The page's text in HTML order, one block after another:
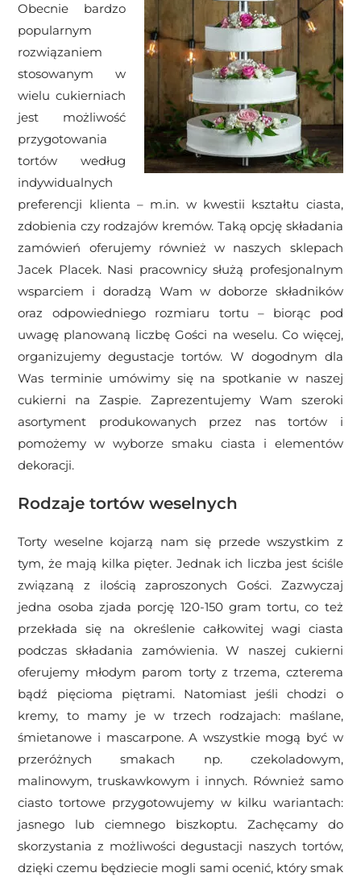
Obecnie bardzo
popularnym
rozwiązaniem
stosowanym w
wielu cukierniach
jest możliwość
przygotowania
tortów według
indywidualnych
preferencji klienta – m.in. w kwestii kształtu ciasta,
zdobienia czy rodzajów kremów. Taką opcję składania
zamówień oferujemy również w naszych sklepach
Jacek Placek. Nasi pracownicy służą profesjonalnym
wsparciem i doradzą Wam w doborze składników
oraz odpowiedniego rozmiaru tortu – biorąc pod
uwagę planowaną liczbę Gości na weselu. Co więcej,
organizujemy degustacje tortów. W dogodnym dla
Was terminie umówimy się na spotkanie w naszej
cukierni na Zaspie. Zaprezentujemy Wam szeroki
asortyment produkowanych przez nas tortów i
pomożemy w wyborze smaku ciasta i elementów
dekoracji.
Rodzaje tortów weselnych
Torty weselne kojarzą nam się przede wszystkim z
tym, że mają kilka pięter. Jednak ich liczba jest ściśle
związaną z ilością zaproszonych Gości. Zazwyczaj
jedna osoba zjada porcję 120-150 gram tortu, co też
przekłada się na określenie całkowitej wagi ciasta
podczas składania zamówienia. W naszej cukierni
oferujemy młodym parom torty z trzema, czterema
bądź pięcioma piętrami. Natomiast jeśli chodzi o
kremy, to mamy je w trzech rodzajach: maślane,
śmietanowe i mascarpone. A wszystkie mogą być w
przeróżnych smakach np. czekoladowym,
malinowym, truskawkowym i innych. Również samo
ciasto tortowe przygotowujemy w kilku wariantach:
jasnego lub ciemnego biszkoptu. Zachęcamy do
skorzystania z możliwości degustacji naszych tortów,
dzięki czemu będziecie mogli sami ocenić, który smak